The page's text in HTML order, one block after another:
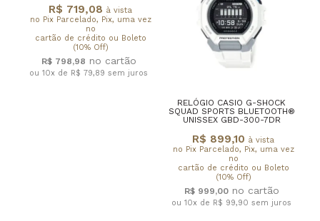
R$ 719,08 à vista
no Pix Parcelado, Pix, uma vez
no
cartão de crédito ou Boleto
(10% Off)
R$ 798,98
ou 10x de R$ 79,89 sem juros
RELÓGIO CASIO G-SHOCK
SQUAD SPORTS BLUETOOTH®
UNISSEX GBD-300-7DR
R$ 899,10 à vista
no Pix Parcelado, Pix, uma vez
no
cartão de crédito ou Boleto
(10% Off)
R$ 999,00
ou 10x de R$ 99,90 sem juros